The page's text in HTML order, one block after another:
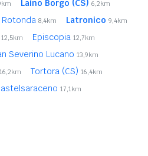
Laino Borgo (CS) 6,2km
Rotonda 8,4km Latronico 9,4km
12,5km Episcopia 12,7km
Severino Lucano 13,9km
16,2km Tortora (CS) 16,4km
17,1km